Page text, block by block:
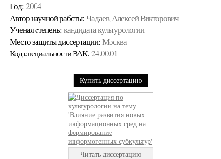
Год: 2004
Автор научной работы: Чадаев, Алексей Викторович
Ученая cтепень: кандидата культурологии
Место защиты диссертации: Москва
Код cпециальности ВАК: 24.00.01
Купить диссертацию
Читать диссертацию